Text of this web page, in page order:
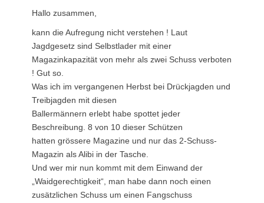
Hallo zusammen,
kann die Aufregung nicht verstehen ! Laut
Jagdgesetz sind Selbstlader mit einer
Magazinkapazität von mehr als zwei Schuss verboten
! Gut so.
Was ich im vergangenen Herbst bei Drückjagden und
Treibjagden mit diesen
Ballermännern erlebt habe spottet jeder
Beschreibung. 8 von 10 dieser Schützen
hatten grössere Magazine und nur das 2-Schuss-
Magazin als Alibi in der Tasche.
Und wer mir nun kommt mit dem Einwand der
„Waidgerechtigkeit“, man habe dann noch einen
zusätzlichen Schuss um einen Fangschuss